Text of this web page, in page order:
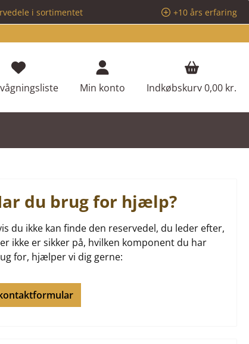
i sortimentet
+10 års erfaring
Du har 0 ønskeliste varer
Min konto Indkøbskurv0,00 kr.
du brug for hjælp?
du ikke kan finde den reservedel, du leder efter,
ikke er sikker på, hvilken komponent du har
for, hjælper vi dig gerne: